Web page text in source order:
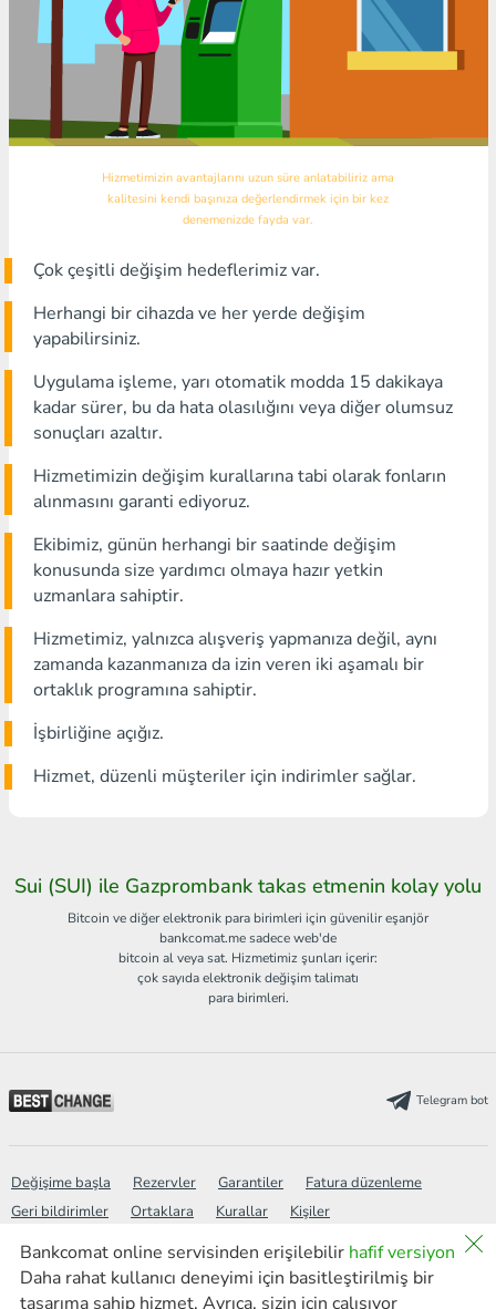
Hizmetimizin avantajlarını uzun süre anlatabiliriz ama
kalitesini kendi başınıza değerlendirmek için bir kez
denemenizde fayda var.
Çok çeşitli değişim hedeflerimiz var.
Herhangi bir cihazda ve her yerde değişim
yapabilirsiniz.
Uygulama işleme, yarı otomatik modda 15 dakikaya
kadar sürer, bu da hata olasılığını veya diğer olumsuz
sonuçları azaltır.
Hizmetimizin değişim kurallarına tabi olarak fonların
alınmasını garanti ediyoruz.
Ekibimiz, günün herhangi bir saatinde değişim
konusunda size yardımcı olmaya hazır yetkin
uzmanlara sahiptir.
Hizmetimiz, yalnızca alışveriş yapmanıza değil, aynı
zamanda kazanmanıza da izin veren iki aşamalı bir
ortaklık programına sahiptir.
İşbirliğine açığız.
Hizmet, düzenli müşteriler için indirimler sağlar.
Sui (SUI) ile Gazprombank takas etmenin kolay yolu
Bitcoin ve diğer elektronik para birimleri için güvenilir eşanjör
bankcomat.me sadece web'de
bitcoin al veya sat. Hizmetimiz şunları içerir:
çok sayıda elektronik değişim talimatı
para birimleri.
Bankcomat online servisinden erişilebilir hafif versiyon
Daha rahat kullanıcı deneyimi için basitleştirilmiş bir
tasarıma sahip hizmet. Ayrıca, sizin için çalışıyor
Telegram bot
Değişime başla Rezervler Garantiler
Fatura düzenleme
Geri bildirimler
Ortaklara Kurallar Kişiler
Wiki Siyaset SSS Site Haritası
Arama
Haberler
AML Hafif versiyon new